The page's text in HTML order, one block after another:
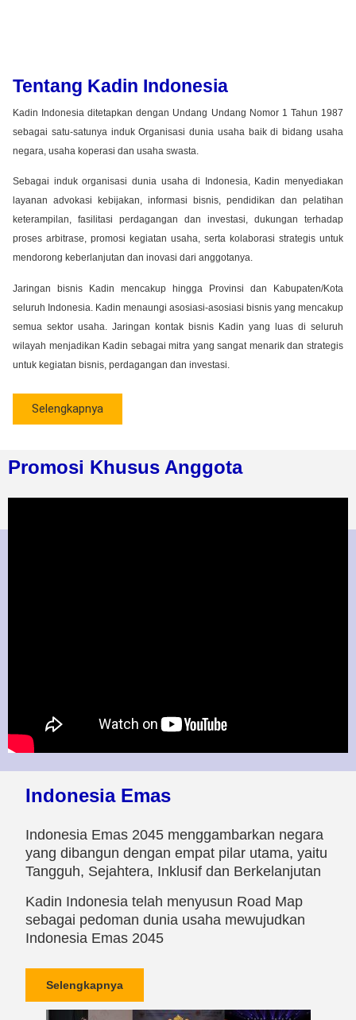
Tentang Kadin Indonesia
Kadin Indonesia ditetapkan dengan Undang Undang Nomor 1 Tahun 1987
sebagai satu-satunya induk Organisasi dunia usaha baik di bidang usaha
negara, usaha koperasi dan usaha swasta.
Sebagai induk organisasi dunia usaha di Indonesia, Kadin menyediakan
layanan advokasi kebijakan, informasi bisnis, pendidikan dan pelatihan
keterampilan, fasilitasi perdagangan dan investasi, dukungan terhadap
proses arbitrase, promosi kegiatan usaha, serta kolaborasi strategis untuk
mendorong keberlanjutan dan inovasi dari anggotanya.
Jaringan bisnis Kadin mencakup hingga Provinsi dan Kabupaten/Kota
seluruh Indonesia. Kadin menaungi asosiasi-asosiasi bisnis yang mencakup
semua sektor usaha. Jaringan kontak bisnis Kadin yang luas di seluruh
wilayah menjadikan Kadin sebagai mitra yang sangat menarik dan strategis
untuk kegiatan bisnis, perdagangan dan investasi.
Selengkapnya
Promosi Khusus Anggota
Indonesia Emas
Indonesia Emas 2045 menggambarkan negara
yang dibangun dengan empat pilar utama, yaitu
Tangguh, Sejahtera, Inklusif dan Berkelanjutan
Kadin Indonesia telah menyusun Road Map
sebagai pedoman dunia usaha mewujudkan
Indonesia Emas 2045
Selengkapnya